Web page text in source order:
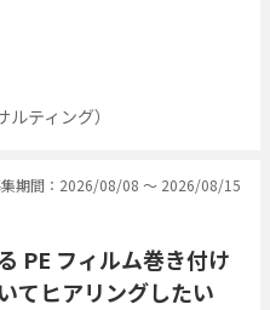
ティング）
期間：2026/08/08 〜 2026/08/15
PE フィルム巻き付け
てヒアリングしたい